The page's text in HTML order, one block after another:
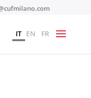
IT EN FR